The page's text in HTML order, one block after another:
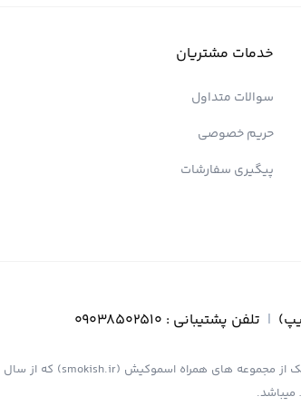
خدمات مشتریان
سوالات متداول
حریم خصوصی
پیگیری سفارشات
| تلفن پشتیبانی : 09038502510
میباشد.